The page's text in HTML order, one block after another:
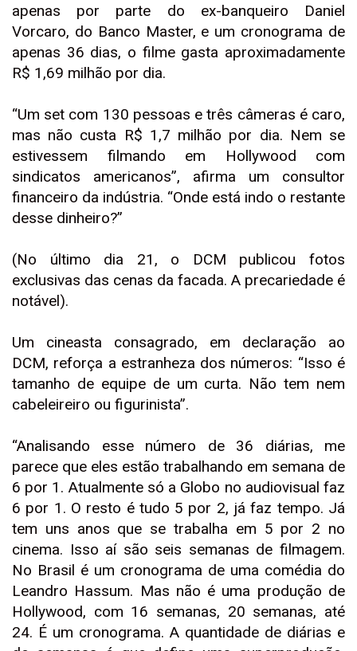
apenas por parte do ex-banqueiro Daniel
Vorcaro, do Banco Master, e um cronograma de
apenas 36 dias, o filme gasta aproximadamente
R$ 1,69 milhão por dia.
“Um set com 130 pessoas e três câmeras é caro,
mas não custa R$ 1,7 milhão por dia. Nem se
estivessem filmando em Hollywood com
sindicatos americanos”, afirma um consultor
financeiro da indústria. “Onde está indo o restante
desse dinheiro?”
(No último dia 21, o DCM publicou fotos
exclusivas das cenas da facada. A precariedade é
notável).
Um cineasta consagrado, em declaração ao
DCM, reforça a estranheza dos números: “Isso é
tamanho de equipe de um curta. Não tem nem
cabeleireiro ou figurinista”.
“Analisando esse número de 36 diárias, me
parece que eles estão trabalhando em semana de
6 por 1. Atualmente só a Globo no audiovisual faz
6 por 1. O resto é tudo 5 por 2, já faz tempo. Já
tem uns anos que se trabalha em 5 por 2 no
cinema. Isso aí são seis semanas de filmagem.
No Brasil é um cronograma de uma comédia do
Leandro Hassum. Mas não é uma produção de
Hollywood, com 16 semanas, 20 semanas, até
24. É um cronograma. A quantidade de diárias e